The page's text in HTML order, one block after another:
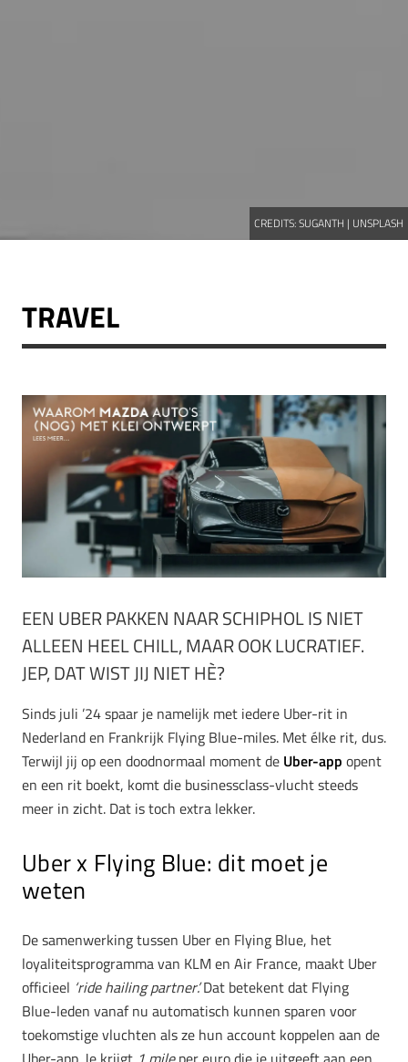
CREDITS:SUGANTH | UNSPLASH
TRAVEL
EEN UBER PAKKEN NAAR SCHIPHOL IS NIET
ALLEEN HEEL CHILL, MAAR OOK LUCRATIEF.
JEP, DAT WIST JIJ NIET HÈ?
Sinds juli ’24 spaar je namelijk met iedere Uber-rit in
Nederland en Frankrijk Flying Blue-miles. Met élke rit, dus.
Terwijl jij op een doodnormaal moment de Uber-app opent
en een rit boekt, komt die businessclass-vlucht steeds
meer in zicht. Dat is toch extra lekker.
Uber x Flying Blue: dit moet je
weten
De samenwerking tussen Uber en Flying Blue, het
loyaliteitsprogramma van KLM en Air France, maakt Uber
officieel ‘ride hailing partner’.Dat betekent dat Flying
Blue-leden vanaf nu automatisch kunnen sparen voor
toekomstige vluchten als ze hun account koppelen aan de